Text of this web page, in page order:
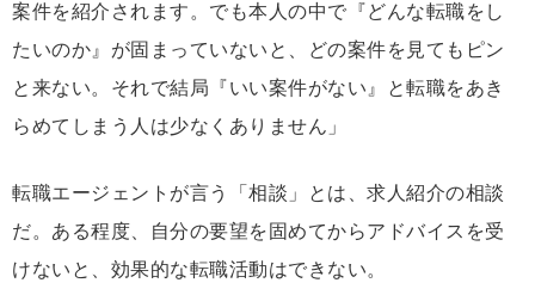
案件を紹介されます。でも本人の中で『どんな転職をし
たいのか』が固まっていないと、どの案件を見てもピン
と来ない。それで結局『いい案件がない』と転職をあき
らめてしまう人は少なくありません」
転職エージェントが言う「相談」とは、求人紹介の相談
だ。ある程度、自分の要望を固めてからアドバイスを受
けないと、効果的な転職活動はできない。